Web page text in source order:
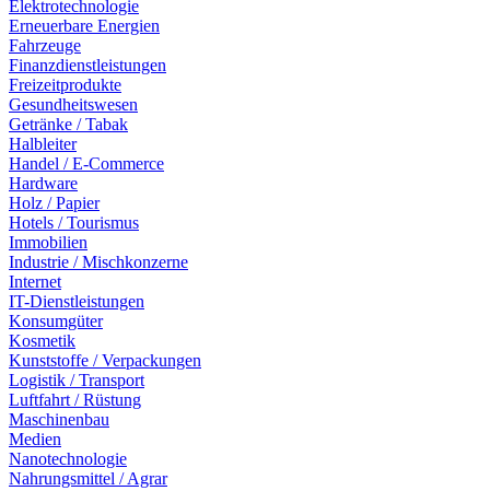
Elektrotechnologie
Erneuerbare Energien
Fahrzeuge
Finanzdienstleistungen
Freizeitprodukte
Gesundheitswesen
Getränke / Tabak
Halbleiter
Handel / E-Commerce
Hardware
Holz / Papier
Hotels / Tourismus
Immobilien
Industrie / Mischkonzerne
Internet
IT-Dienstleistungen
Konsumgüter
Kosmetik
Kunststoffe / Verpackungen
Logistik / Transport
Luftfahrt / Rüstung
Maschinenbau
Medien
Nanotechnologie
Nahrungsmittel / Agrar